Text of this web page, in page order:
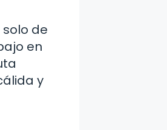
de
en
y